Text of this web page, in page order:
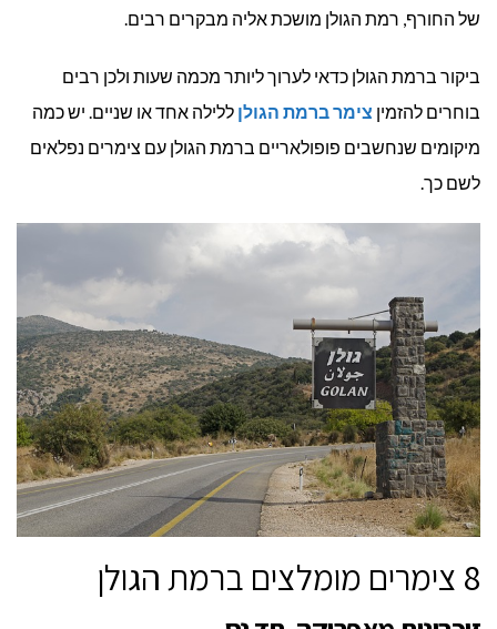
של החורף, רמת הגולן מושכת אליה מבקרים רבים.
ביקור ברמת הגולן כדאי לערוך ליותר מכמה שעות ולכן רבים
בוחרים להזמין צימר ברמת הגולן ללילה אחד או שניים. יש כמה
מיקומים שנחשבים פופולאריים ברמת הגולן עם צימרים נפלאים
לשם כך.
8 צימרים מומלצים ברמת הגולן